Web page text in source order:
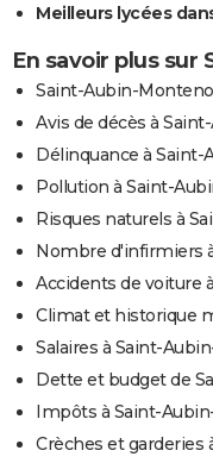
Meilleurs lycées
En savoir plus sur
Saint-Aubin-
Avis de décès à
Délinquance à
Pollution à Saint-
Risques naturels à
Nombre d'infirmiers
Accidents de voiture
Climat et historique
Salaires à Saint-
Dette et budget de
Impôts à Saint-
Crèches et